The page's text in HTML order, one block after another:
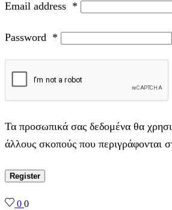
Email address *
Password *
Τα προσωπικά σας δεδομένα θα
άλλους σκοπούς που περιγράφονται
Register
0 0